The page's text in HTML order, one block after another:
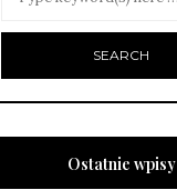
Ostatnie wpisy